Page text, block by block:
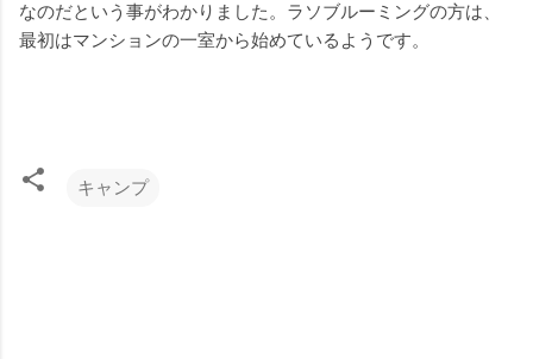
なのだという事がわかりました。ラソブルーミングの方は、
最初はマンションの一室から始めているようです。
キャンプ